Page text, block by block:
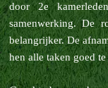
door 2e
samenwerking. De
belangrijker. De
hen alle taken goed